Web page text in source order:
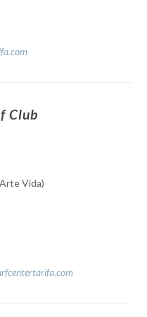
Club
Vida)